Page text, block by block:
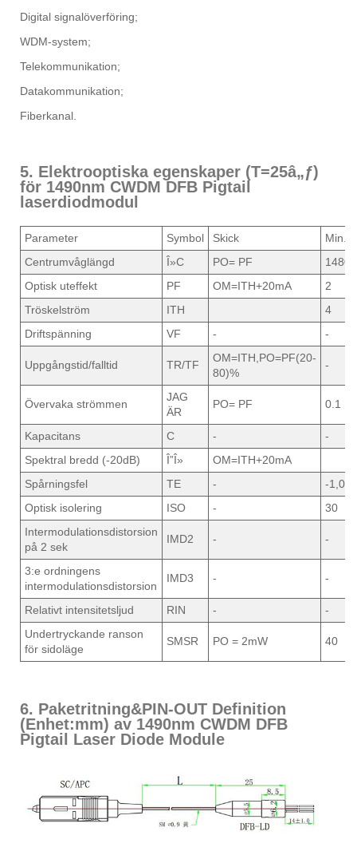
Digital signalöverföring;
WDM-system;
Telekommunikation;
Datakommunikation;
Fiberkanal.
5. Elektrooptiska egenskaper (T=25â„ƒ)
för 1490nm CWDM DFB Pigtail
laserdiodmodul
Parameter Symbol Skick
Min.
Centrumvåglängd
Î»C PO= PF
1480
Optisk uteffekt
PF OM=ITH+20mA
2
Tröskelström
ITH
4
Driftspänning
VF - -
Uppgångstid/falltid TR/TF
OM=ITH,PO=PF(20-
80)%
-
Övervaka strömmen
JAG
ÄR
PO= PF 0.1
Kapacitans C -
-
Spektral bredd (-20dB)
Î”Î»
OM=ITH+20mA
Spårningsfel
TE -
-1,0
Optisk isolering
ISO -
30
Intermodulationsdistorsion
på 2 sek
IMD2 - -
3:e ordningens
intermodulationsdistorsion
IMD3 - -
Relativt intensitetsljud RIN -
-
Undertryckande ranson
för sidoläge
SMSR PO = 2mW 40
6. Paketritning&PIN-OUT Definition
(Enhet:mm) av 1490nm CWDM DFB
Pigtail Laser Diode Module